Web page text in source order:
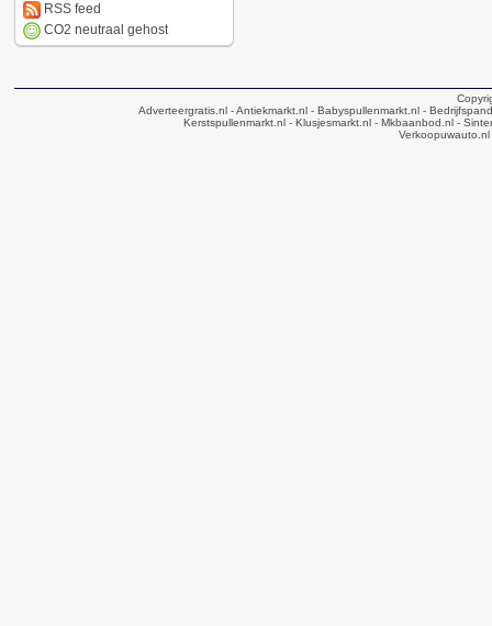
RSS feed
CO2 neutraal gehost
Adverteergratis.nl - Antiekmarkt.nl - Babyspullenmarkt.nl -
Kerstspullenmarkt.nl- Klusjesmarkt.nl- Mkbaanbod.nl-
Verkoopuwauto.nl